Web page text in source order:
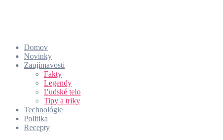
Domov
Novinky
Zaujímavosti
Fakty
Legendy
Ľudské telo
Tipy a triky
Technológie
Politika
Recepty